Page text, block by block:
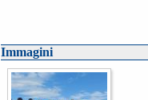
Immagini